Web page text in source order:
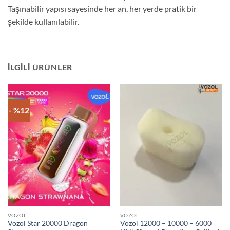
Taşınabilir yapısı sayesinde her an, her yerde pratik bir
şekilde kullanılabilir.
İLGILI ÜRÜNLER
- %12
VOZOL
Vozol Star 20000 Dragon
VOZOL
Vozol 12000 – 10000 – 6000